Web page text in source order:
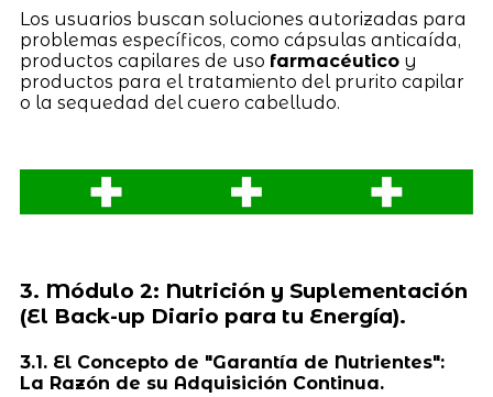
Los usuarios buscan soluciones autorizadas para
problemas específicos, como cápsulas anticaída,
productos capilares de uso farmacéuticoy
productos para el tratamiento del prurito capilar
o la sequedad del cuero cabelludo.
3. Módulo 2: Nutrición y Suplementación
(El Back-up Diario para tu Energía).
3.1. El Concepto de "Garantía de Nutrientes":
La Razón de su Adquisición Continua.